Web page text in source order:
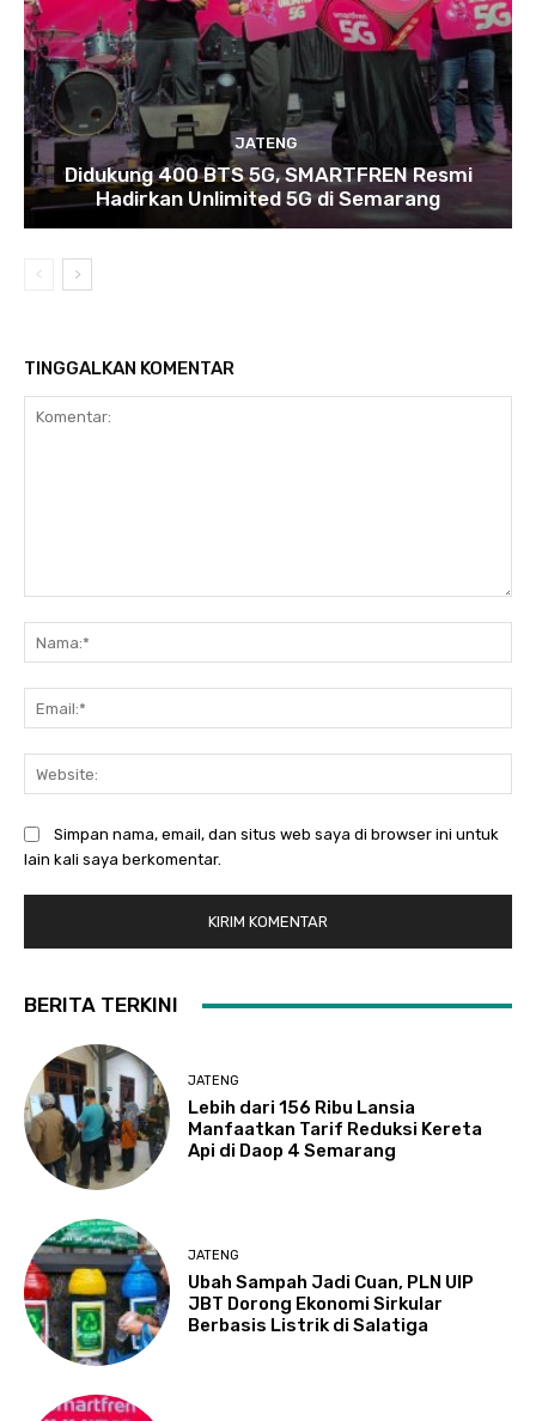
JATENG
Didukung 400 BTS 5G, SMARTFREN Resmi
Hadirkan Unlimited 5G di Semarang
TINGGALKAN KOMENTAR
Simpan nama, email, dan situs web saya di browser ini untuk
lain kali saya berkomentar.
BERITA TERKINI
JATENG
Lebih dari 156 Ribu Lansia
Manfaatkan Tarif Reduksi Kereta
Api di Daop 4 Semarang
JATENG
Ubah Sampah Jadi Cuan, PLN UIP
JBT Dorong Ekonomi Sirkular
Berbasis Listrik di Salatiga